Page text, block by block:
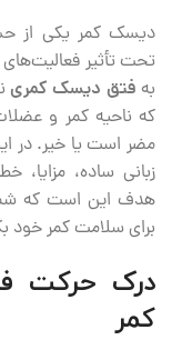
دیسک کمر یکی از
تحت تأثیر فعالیت‌های
به فتق دیسک کمری
که ناحیه کمر و
مضر است یا خیر. در
زبانی ساده،
هدف این است که شما
برای سلامت کمر خود
درک حرکت
کمر